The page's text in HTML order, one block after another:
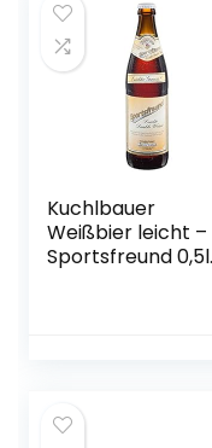
Kuchlbauer
Weißbier leicht –
Sportsfreund 0,5l